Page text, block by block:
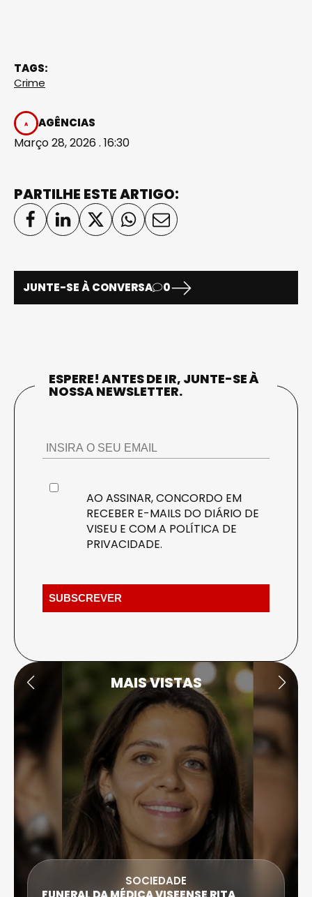
TAGS:
Crime
AGÊNCIAS
Março 28, 2026 . 16:30
PARTILHE ESTE ARTIGO:
JUNTE-SE À CONVERSA 0
ESPERE! ANTES DE IR, JUNTE-SE À
NOSSA NEWSLETTER.
AO ASSINAR, CONCORDO EM
RECEBER E-MAILS DO DIÁRIO DE
VISEU E COM A POLÍTICA DE
PRIVACIDADE.
MAIS VISTAS
SOCIEDADE